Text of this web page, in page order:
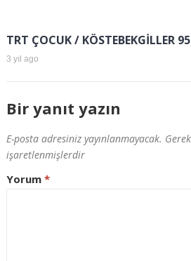
TRT ÇOCUK / KÖSTEBEKGİLLER
3 yıl ago
Bir yanıt yazın
E-posta adresiniz yayınlanmayacak.
işaretlenmişlerdir
Yorum *